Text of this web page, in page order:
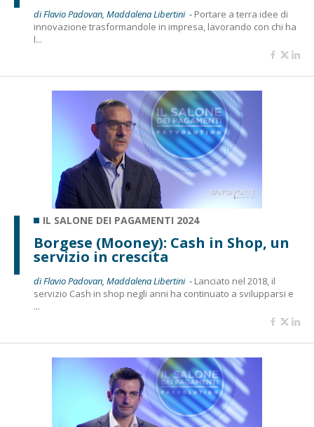
di Flavio Padovan, Maddalena Libertini - Portare a terra idee di
innovazione trasformandole in impresa, lavorando con chi ha
l...
IL SALONE DEI PAGAMENTI 2024
Borgese (Mooney): Cash in Shop, un
servizio in crescita
di Flavio Padovan, Maddalena Libertini - Lanciato nel 2018, il
servizio Cash in shop negli anni ha continuato a svilupparsi e
...